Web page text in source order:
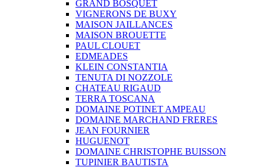
GRAND BOSQUET
VIGNERONS DE BUXY
MAISON JAILLANCES
MAISON BROUETTE
PAUL CLOUET
EDMEADES
KLEIN CONSTANTIA
TENUTA DI NOZZOLE
CHATEAU RIGAUD
TERRA TOSCANA
DOMAINE POTINET AMPEAU
DOMAINE MARCHAND FRERES
JEAN FOURNIER
HUGUENOT
DOMAINE CHRISTOPHE BUISSON
TUPINIER BAUTISTA